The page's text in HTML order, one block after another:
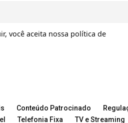
você aceita nossa política de
Conteúdo Patrocinado
Telefonia Fixa TV e Streaming